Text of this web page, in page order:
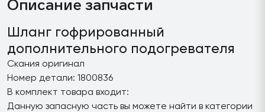
Описание запчасти
Шланг гофрированный
дополнительного подогревателя
Скания оригинал
Номер детали: 1800836
В комплект товара входит:
Данную запасную часть вы можете найти в категории